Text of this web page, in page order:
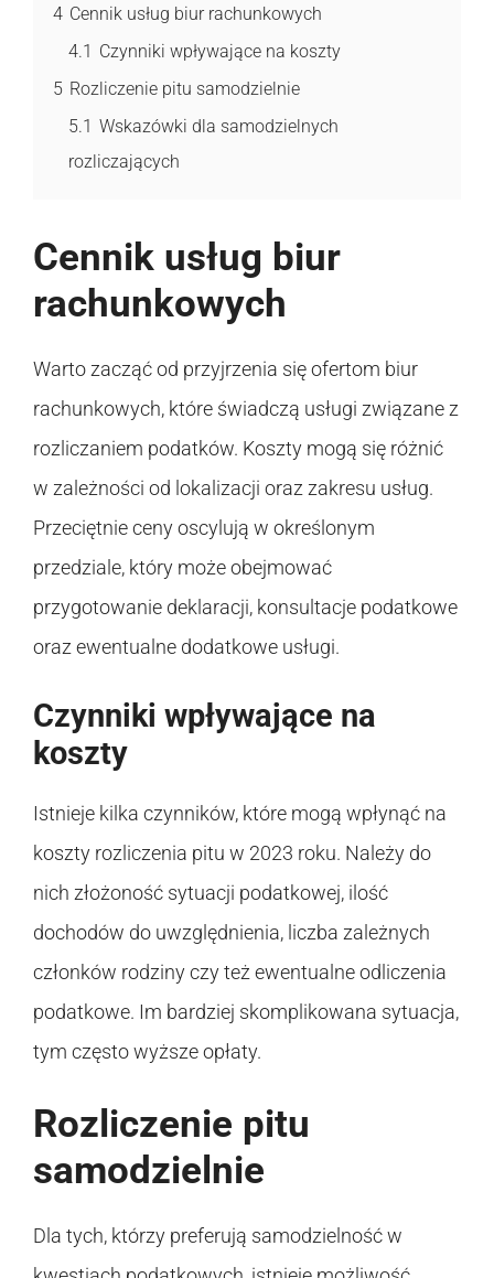
4 Cennik usług biur rachunkowych
4.1 Czynniki wpływające na koszty
5 Rozliczenie pitu samodzielnie
5.1 Wskazówki dla samodzielnych
rozliczających
Cennik usług biur
rachunkowych
Warto zacząć od przyjrzenia się ofertom biur
rachunkowych, które świadczą usługi związane z
rozliczaniem podatków. Koszty mogą się różnić
w zależności od lokalizacji oraz zakresu usług.
Przeciętnie ceny oscylują w określonym
przedziale, który może obejmować
przygotowanie deklaracji, konsultacje podatkowe
oraz ewentualne dodatkowe usługi.
Czynniki wpływające na
koszty
Istnieje kilka czynników, które mogą wpłynąć na
koszty rozliczenia pitu w 2023 roku. Należy do
nich złożoność sytuacji podatkowej, ilość
dochodów do uwzględnienia, liczba zależnych
członków rodziny czy też ewentualne odliczenia
podatkowe. Im bardziej skomplikowana sytuacja,
tym często wyższe opłaty.
Rozliczenie pitu
samodzielnie
Dla tych, którzy preferują samodzielność w